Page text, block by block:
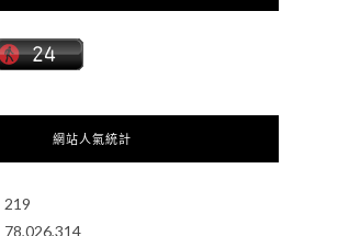
網站人氣統計
219
78,026,314